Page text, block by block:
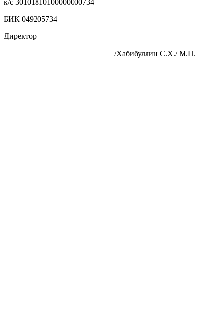
к/с 30101810100000000734
БИК 049205734
Директор
____________________________/Хабибуллин С.Х./ М.П.